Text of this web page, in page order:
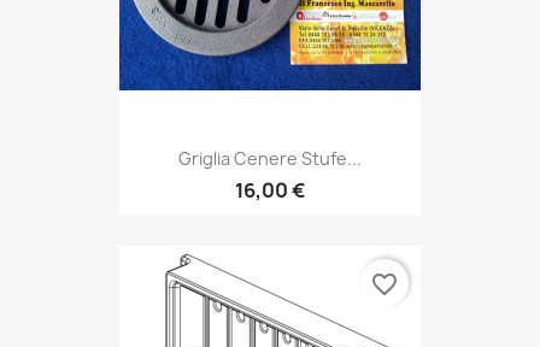
Griglia Cenere Stufe...
16,00 €
favorite_border